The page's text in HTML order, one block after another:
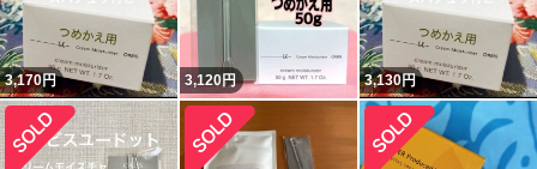
3,170円 3,120円 3,130円